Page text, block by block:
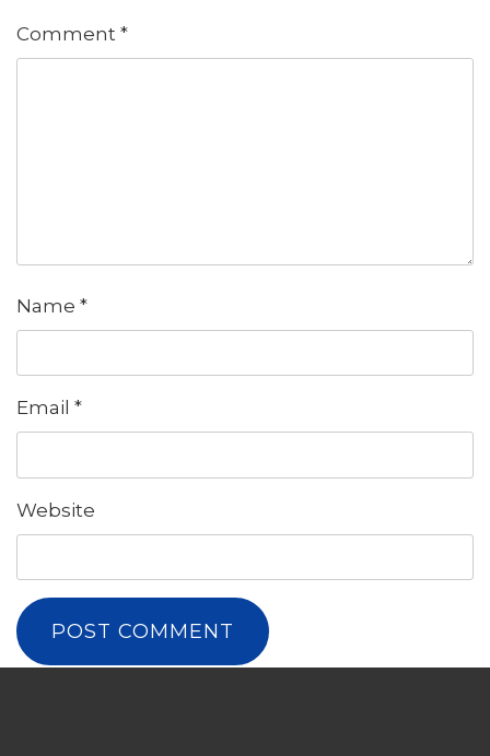
Comment *
Name *
Email *
Website